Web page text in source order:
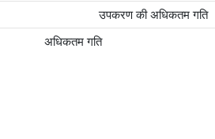
उपकरण की अधिकतम गति
अधिकतम गति